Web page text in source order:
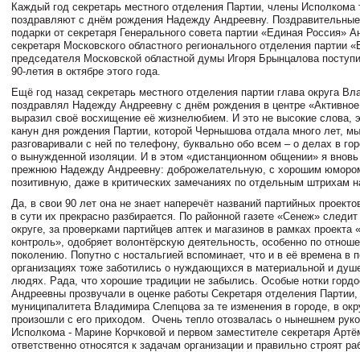
Каждый год секретарь местного отделения Партии, члены Исполкома
поздравляют с днём рождения Надежду Андреевну.
подарки от секретаря Генерального совета партии «Единая Россия»
секретаря Московского областного регионального отделения партии
председателя Московской областной думы Игоря Брынцалова
90-летия в октябре этого года.
Ещё год назад секретарь местного отделения партии глава округа
поздравлял Надежду Андреевну с днём рождения в центре
выразил своё восхищение её жизнелюбием. И это не высокие слова,
канун дня рождения Партии, которой Чернышова отдала много лет,
разговаривали с ней по телефону, буквально обо всем – о делах в
о вынужденной изоляции. И в этом «дистанционном общении» я
прежнюю Надежду Андреевну: доброжелательную, с хорошим
позитивную, даже в критических замечаниях по отдельным штрихам
Да, в свои 90 лет она не знает наперечёт названий партийных
в сути их прекрасно разбирается. По районной газете «Сенеж»
округе, за проверками партийцев аптек и магазинов в рамках проекта
контроль», одобряет волонтёрскую деятельность, особенно по
поколению. Попутно с ностальгией вспоминает, что и в её времена в
организациях тоже заботились о нуждающихся в материальной и
людях. Рада, что хорошие традиции не забылись. Особые нотки
Андреевны прозвучали в оценке работы Секретаря отделения
муниципалитета Владимира Слепцова за те изменения в городе, в
произошли с его приходом. Очень тепло отозвалась о нынешнем
Исполкома - Марине Корчковой и первом заместителе секретаря
ответственно относятся к задачам организации и правильно строят